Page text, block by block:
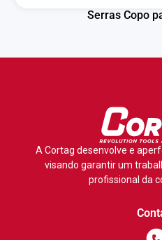
Serras Copo
A Cortag desenvolve e
visando garantir um
profissional da